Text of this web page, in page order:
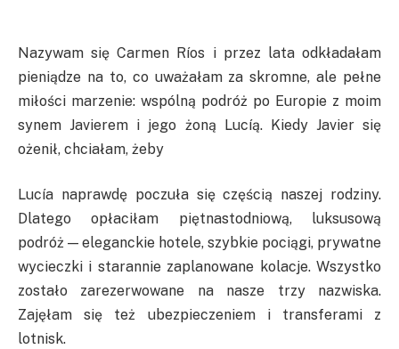
Nazywam się Carmen Ríos i przez lata odkładałam
pieniądze na to, co uważałam za skromne, ale pełne
miłości marzenie: wspólną podróż po Europie z moim
synem Javierem i jego żoną Lucíą. Kiedy Javier się
ożenił, chciałam, żeby
Lucía naprawdę poczuła się częścią naszej rodziny.
Dlatego opłaciłam piętnastodniową, luksusową
podróż — eleganckie hotele, szybkie pociągi, prywatne
wycieczki i starannie zaplanowane kolacje. Wszystko
zostało zarezerwowane na nasze trzy nazwiska.
Zajęłam się też ubezpieczeniem i transferami z
lotnisk.